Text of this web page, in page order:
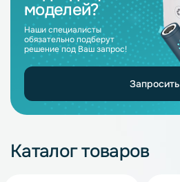
моделей?
Наши специалисты
обязательно подберут
решение под Ваш запрос!
Запросить
Каталог товаров